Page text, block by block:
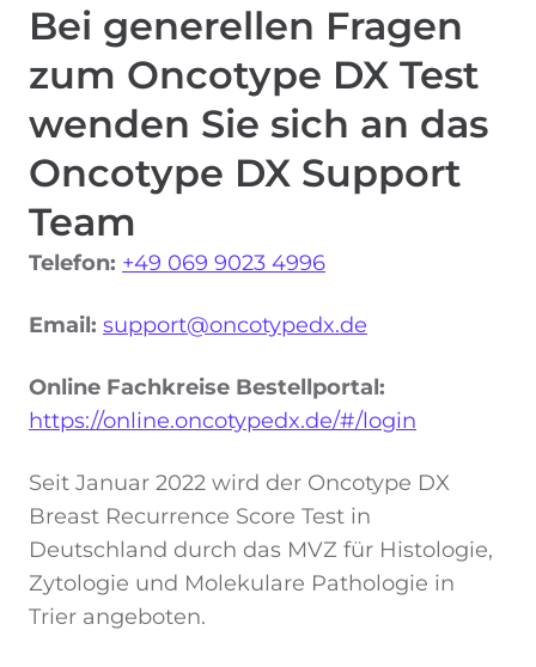
Bei generellen Fragen
zum Oncotype DX Test
wenden Sie sich an das
Oncotype DX Support
Team
Telefon: +49 069 9023 4996
Email: support@oncotypedx.de
Online Fachkreise Bestellportal:
https://online.oncotypedx.de/#/login
Seit Januar 2022 wird der Oncotype DX
Breast Recurrence Score Test in
Deutschland durch das MVZ für Histologie,
Zytologie und Molekulare Pathologie in
Trier angeboten.